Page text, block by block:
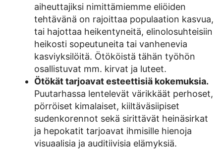
aiheuttajiksi nimittämiemme eliöiden
tehtävänä on rajoittaa populaation kasvua,
tai hajottaa heikentyneitä, elinolosuhteisiin
heikosti sopeutuneita tai vanhenevia
kasviyksilöitä. Ötököistä tähän työhön
osallistuvat mm. kirvat ja luteet.
Ötökät tarjoavat esteettisiä kokemuksia.
Puutarhassa lentelevät värikkäät perhoset,
pörröiset kimalaiset, kiiltäväsiipiset
sudenkorennot sekä sirittävät heinäsirkat
ja hepokatit tarjoavat ihmisille hienoja
visuaalisia ja auditiivisia elämyksiä.